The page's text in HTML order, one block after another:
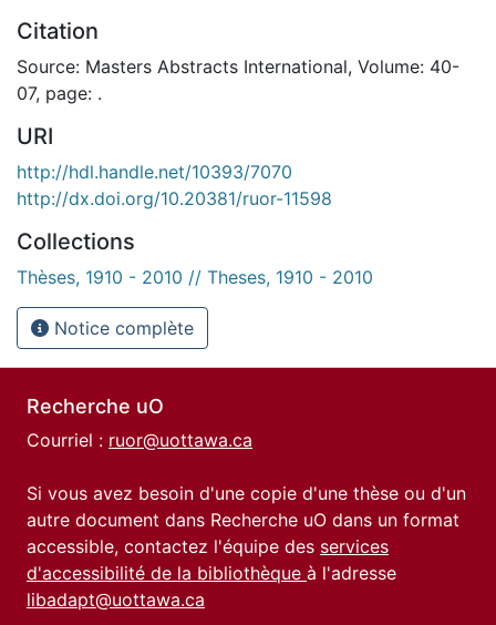
Citation
Source: Masters Abstracts International, Volume: 40-
07, page: .
URI
http://hdl.handle.net/10393/7070
http://dx.doi.org/10.20381/ruor-11598
Collections
Thèses, 1910 - 2010 // Theses, 1910 - 2010
Notice complète
Recherche uO
Courriel : ruor@uottawa.ca
Si vous avez besoin d'une copie d'une thèse ou d'un
autre document dans Recherche uO dans un format
accessible, contactez l'équipe des services
d'accessibilité de la bibliothèque à l'adresse
libadapt@uottawa.ca